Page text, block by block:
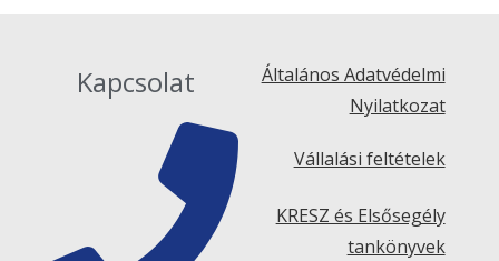
Kapcsolat
Általános Adatvédelmi
Nyilatkozat
Vállalási feltételek
KRESZ és Elsősegély
tankönyvek